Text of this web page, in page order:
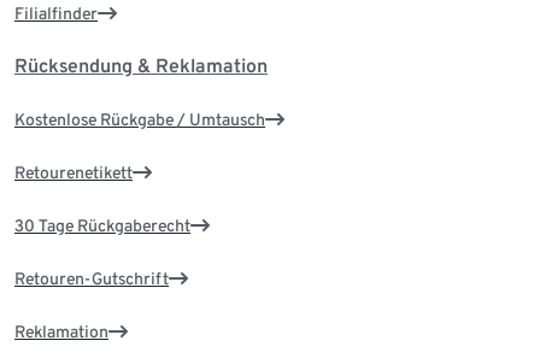
Filialfinder
Rücksendung & Reklamation
Kostenlose Rückgabe / Umtausch
Retourenetikett
30 Tage Rückgaberecht
Retouren-Gutschrift
Reklamation